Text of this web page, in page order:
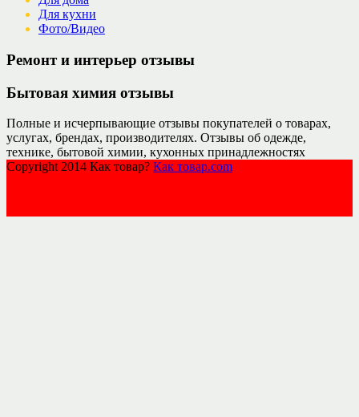
Для кухни
Фото/Видео
Ремонт и интерьер отзывы
Бытовая химия отзывы
Полные и исчерпывающие отзывы покупателей о товарах,
услугах, брендах, производителях. Отзывы об одежде,
технике, бытовой химии, кухонных принадлежностях
Copyright 2014 Как товар? Как товар.com